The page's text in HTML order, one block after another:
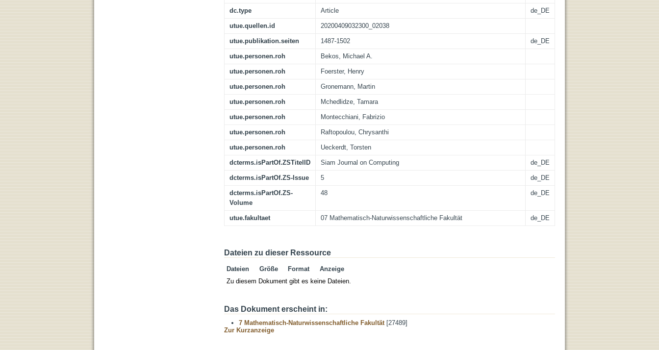
dc.type Article de_DE
utue.quellen.id 20200409032300_02038
utue.publikation.seiten 1487-1502 de_DE
utue.personen.roh Bekos, Michael A.
utue.personen.roh Foerster, Henry
utue.personen.roh Gronemann, Martin
utue.personen.roh Mchedlidze, Tamara
utue.personen.roh Montecchiani, Fabrizio
utue.personen.roh Raftopoulou, Chrysanthi
utue.personen.roh Ueckerdt, Torsten
dcterms.isPartOf.ZSTitelID Siam Journal on Computing de_DE
dcterms.isPartOf.ZS-Issue 5 de_DE
dcterms.isPartOf.ZS-
Volume
48 de_DE
utue.fakultaet 07 Mathematisch-Naturwissenschaftliche Fakultät de_DE
Dateien zu dieser Ressource
Dateien Größe Format
Anzeige
Zu diesem Dokument gibt es keine Dateien.
Das Dokument erscheint in:
7 Mathematisch-Naturwissenschaftliche Fakultät[27489]
Zur Kurzanzeige